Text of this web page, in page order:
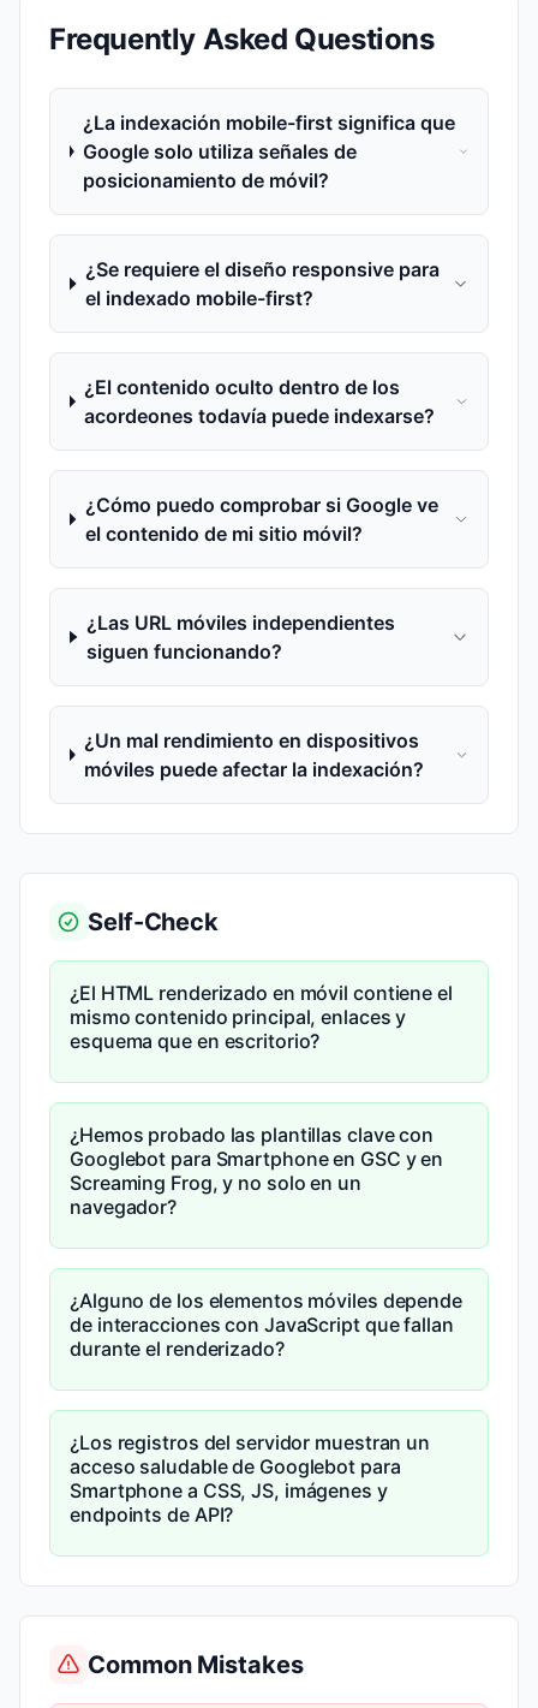
Frequently Asked Questions
¿La indexación mobile-first significa que
Google solo utiliza señales de
posicionamiento de móvil?
¿Se requiere el diseño responsive para
el indexado mobile-first?
¿El contenido oculto dentro de los
acordeones todavía puede indexarse?
¿Cómo puedo comprobar si Google ve
el contenido de mi sitio móvil?
¿Las URL móviles independientes
siguen funcionando?
¿Un mal rendimiento en dispositivos
móviles puede afectar la indexación?
Self-Check
¿El HTML renderizado en móvil contiene el
mismo contenido principal, enlaces y
esquema que en escritorio?
¿Hemos probado las plantillas clave con
Googlebot para Smartphone en GSC y en
Screaming Frog, y no solo en un
navegador?
¿Alguno de los elementos móviles depende
de interacciones con JavaScript que fallan
durante el renderizado?
¿Los registros del servidor muestran un
acceso saludable de Googlebot para
Smartphone a CSS, JS, imágenes y
endpoints de API?
Common Mistakes